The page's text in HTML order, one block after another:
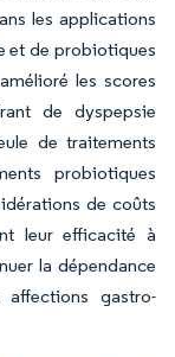
les applications
et de probiotiques
les scores
de dyspepsie
de traitements
probiotiques
de coûts
leur efficacité à
la dépendance
gastro-